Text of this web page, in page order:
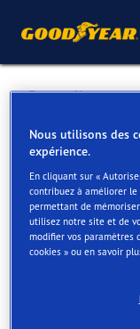
Retour liste
Services
Contact
Nous utilisons des
expérience.
En cliquant sur «
contribuez à améliorer
permettant de
utilisez notre site et de
modifier vos paramètres
cookies » ou en savoir